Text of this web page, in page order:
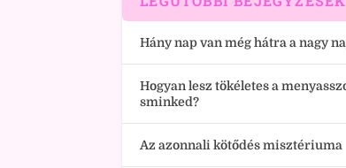
Hány nap van még hátra a nagy
Hogyan lesz tökéletes a
sminked?
Az azonnali kötődés misztériuma